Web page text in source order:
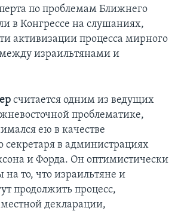
ПУТЕШЕСТВИЕ
по проблемам Ближнего
в Конгрессе на слушаниях,
активизации процесса мирного
израильтянами и
считается одним из ведущих
проблематике,
ею в качестве
секретаря в администрациях
и Форда. Он оптимистически
то, что израильтяне и
продолжить процесс,
декларации,